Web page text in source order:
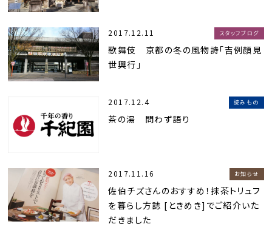
2017.12.11 スタッフブログ
歌舞伎 京都の冬の風物詩「吉例顔見
世興行」
2017.12.4 読みもの
茶の湯 問わず語り
2017.11.16 お知らせ
佐伯チズさんのおすすめ！抹茶トリュフ
を暮らし方誌 [ときめき]でご紹介いた
だきました